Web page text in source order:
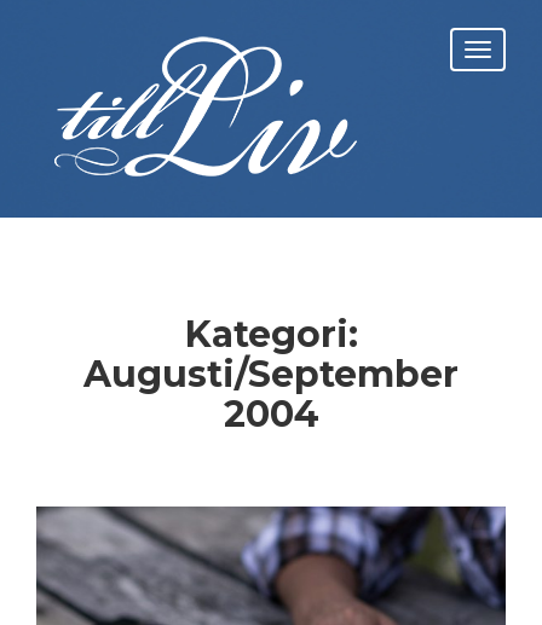
Kategori:
Augusti/September
2004